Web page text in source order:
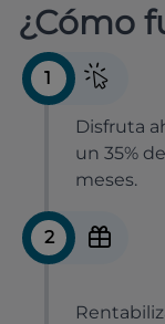
¿Cómo
1
Disfruta
un 35%
meses.
2